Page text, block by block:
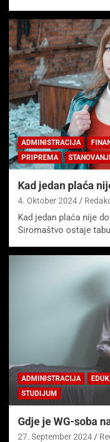
ADMINISTRACIJA
PRIPREMA
Kad jedan plaća
4. Oktober 2024
Kad jedan plaća nije
Siromaštvo ostaje
ADMINISTRACIJA
STUDIJUM
Gdje je WG-soba
27. September 2024